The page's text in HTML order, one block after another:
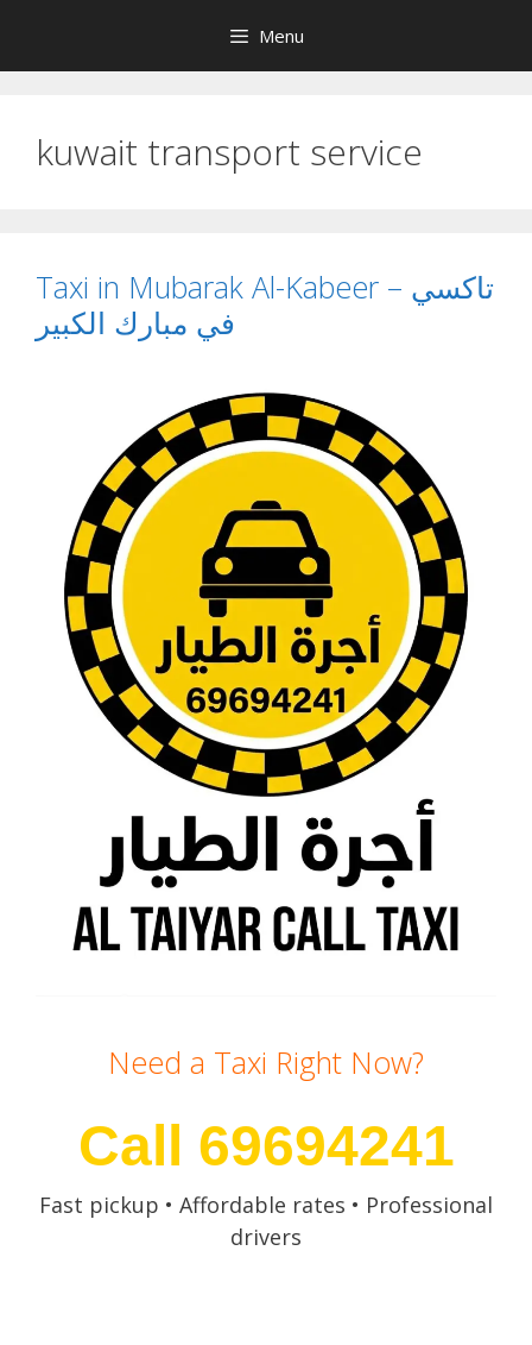
content
Menu
kuwait transport service
Taxi in Mubarak Al-Kabeer – تاكسي
في مبارك الكبير
Need a Taxi Right Now?
Call 69694241
Fast pickup • Affordable rates • Professional
drivers